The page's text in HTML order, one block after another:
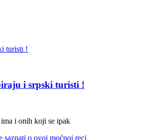
i srpski turisti !
i onih koji se ipak